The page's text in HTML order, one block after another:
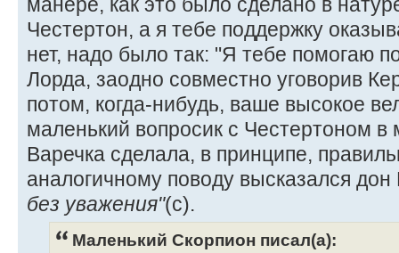
Честертон, а я тебе поддержку
нет, надо было так: "Я тебе помогаю
Лорда, заодно совместно уговорив
потом, когда-нибудь, ваше высокое
маленький вопросик с Честертоном в
Варечка сделала, в принципе,
аналогичному поводу высказался
без уважения"(с).
Маленький Скорпион писал(а):